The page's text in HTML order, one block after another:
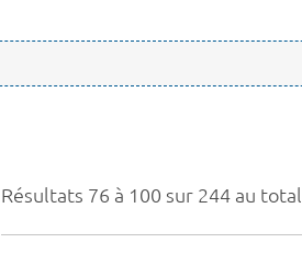
Résultats 76 à 100 sur 244 au total